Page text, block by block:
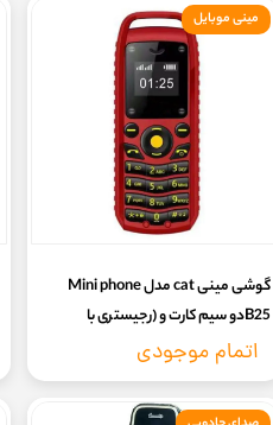
گوشی مینی cat مدل Mini phone
B25دو سیم کارت و (رجیستری با
کدفعالسازی) (بدون گارانتی شرکتی)
اتمام موجودی
مینی موبایل